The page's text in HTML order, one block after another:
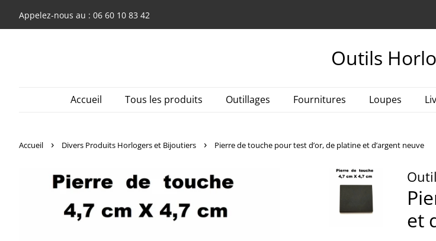
Appelez-nous au : 06 60 10 83 42
Outils
Accueil Tous les produits Outillages Fournitures Loupes
Accueil › Divers Produits Horlogers et Bijoutiers › Pierre de touche pour test d’or, de platine et d’argent neuve
et